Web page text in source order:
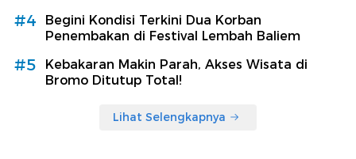
#4
Begini Kondisi Terkini Dua Korban
Penembakan di Festival Lembah Baliem
#5
Kebakaran Makin Parah, Akses Wisata di
Bromo Ditutup Total!
Lihat Selengkapnya